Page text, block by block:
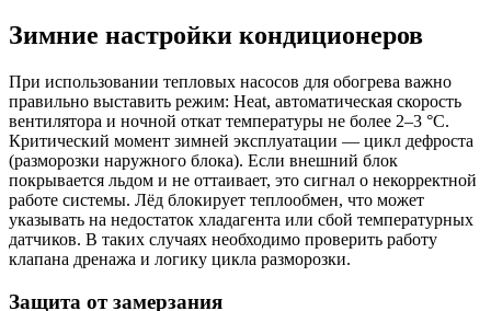
Зимние настройки кондиционеров
При использовании тепловых насосов для обогрева важно
правильно выставить режим: Heat, автоматическая скорость
вентилятора и ночной откат температуры не более 2–3 °C.
Критический момент зимней эксплуатации — цикл дефроста
(разморозки наружного блока). Если внешний блок
покрывается льдом и не оттаивает, это сигнал о некорректной
работе системы. Лёд блокирует теплообмен, что может
указывать на недостаток хладагента или сбой температурных
датчиков. В таких случаях необходимо проверить работу
клапана дренажа и логику цикла разморозки.
Защита от замерзания